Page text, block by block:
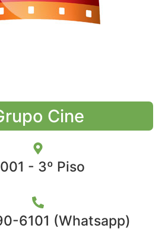
Cine
- 3º Piso
6101 (Whatsapp)